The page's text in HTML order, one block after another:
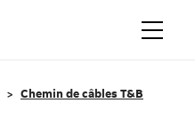
Chemin de câbles T&B